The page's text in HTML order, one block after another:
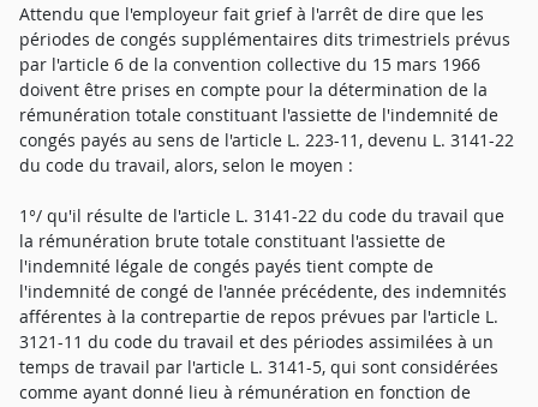
Attendu que l'employeur fait grief à l'arrêt de dire que les
périodes de congés supplémentaires dits trimestriels prévus
par l'article 6 de la convention collective du 15 mars 1966
doivent être prises en compte pour la détermination de la
rémunération totale constituant l'assiette de l'indemnité de
congés payés au sens de l'article L. 223-11, devenu L. 3141-22
du code du travail, alors, selon le moyen :
1°/ qu'il résulte de l'article L. 3141-22 du code du travail que
la rémunération brute totale constituant l'assiette de
l'indemnité légale de congés payés tient compte de
l'indemnité de congé de l'année précédente, des indemnités
afférentes à la contrepartie de repos prévues par l'article L.
3121-11 du code du travail et des périodes assimilées à un
temps de travail par l'article L. 3141-5, qui sont considérées
comme ayant donné lieu à rémunération en fonction de